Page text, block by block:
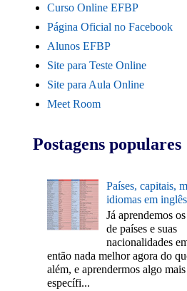
Curso Online EFBP
Página Oficial no Facebook
Alunos EFBP
Site para Teste Online
Site para Aula Online
Meet Room
Postagens populares
Países, capitais,
idiomas em inglês
Já aprendemos
de países e suas
nacionalidades
então nada melhor agora do
além, e aprendermos algo mais
específi...